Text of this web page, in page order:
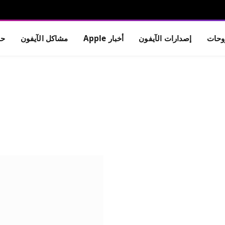
إصدارات الآيفون أخبار Apple مشاكل الآيفون